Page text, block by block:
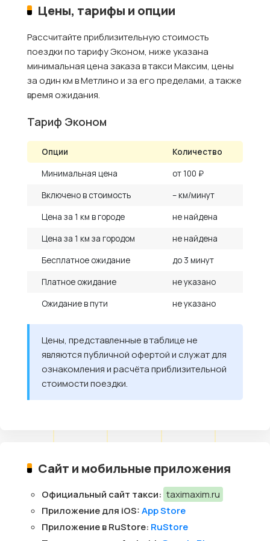
Цены, тарифы и опции
Рассчитайте приблизительную стоимость
поездки по тарифу Эконом, ниже указана
минимальная цена заказа в такси Максим, цены
за один км в Метлино и за его пределами, а также
время ожидания.
Тариф Эконом
Опции
Количество
Минимальная цена
от 100 ₽
Включено в стоимость
– км/минут
Цена за 1 км в городе
не найдена
Цена за 1 км за городом
не найдена
Бесплатное ожидание
до 3 минут
Платное ожидание
не указано
Ожидание в пути
не указано
Цены, представленные в таблице не
являются публичной офертой и служат для
ознакомления и расчёта приблизительной
стоимости поездки.
Сайт и мобильные приложения
Официальный сайт такси: taximaxim.ru
Приложение для iOS:App Store
Приложение в RuStore: RuStore